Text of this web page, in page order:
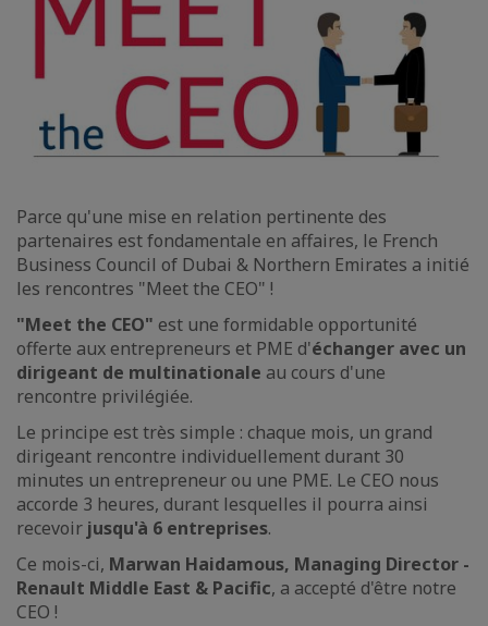
Parce qu'une mise en relation pertinente des
partenaires est fondamentale en affaires, le French
Business Council of Dubai & Northern Emirates a initié
les rencontres "Meet the CEO" !
"Meet the CEO" est une formidable opportunité
offerte aux entrepreneurs et PME d'échanger avec un
dirigeant de multinationale au cours d'une
rencontre privilégiée.
Le principe est très simple : chaque mois, un grand
dirigeant rencontre individuellement durant 30
minutes un entrepreneur ou une PME. Le CEO nous
accorde 3 heures, durant lesquelles il pourra ainsi
recevoir jusqu'à 6 entreprises.
Ce mois-ci, Marwan Haidamous, Managing Director -
Renault Middle East & Pacific, a accepté d'être notre
CEO !